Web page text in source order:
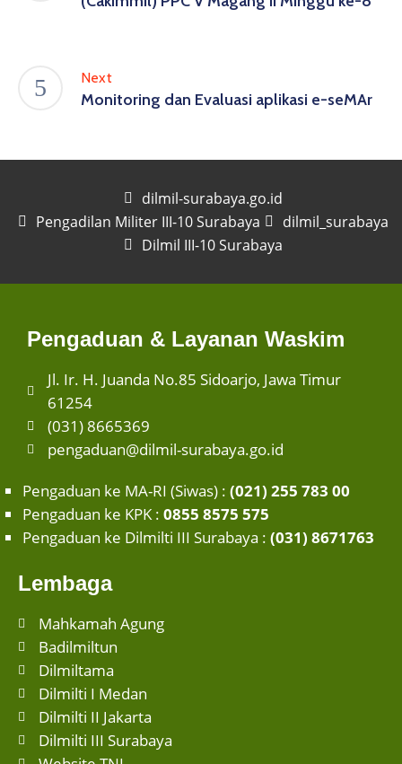
Next
Monitoring dan Evaluasi aplikasi e-seMAr
dilmil-surabaya.go.id
Pengadilan Militer III-10 Surabaya
dilmil_surabaya
Dilmil III-10 Surabaya
Pengaduan & Layanan Waskim
Jl. Ir. H. Juanda No.85 Sidoarjo, Jawa Timur
61254
(031) 8665369
pengaduan@dilmil-surabaya.go.id
Pengaduan ke MA-RI (Siwas) : (021) 255 783 00
Pengaduan ke KPK : 0855 8575 575
Pengaduan ke Dilmilti III Surabaya : (031) 8671763
Lembaga
Mahkamah Agung
Badilmiltun
Dilmiltama
Dilmilti I Medan
Dilmilti II Jakarta
Dilmilti III Surabaya